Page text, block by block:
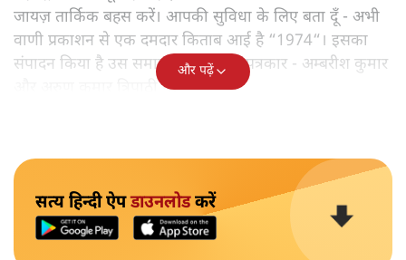
जायज़ तार्किक बहस करें। आपकी सुविधा के लिए बता दूँ - अभी
वाणी प्रकाशन से एक दमदार किताब आई है “1974“। इसका
संपादन किया है उस समाय के दो मशहूर पत्रकार - अम्बरीश कुमार
और अरुण कुमार त्रिपाठी ने।
और पढ़ें
सत्य हिन्दी ऐपडाउनलोडकरें